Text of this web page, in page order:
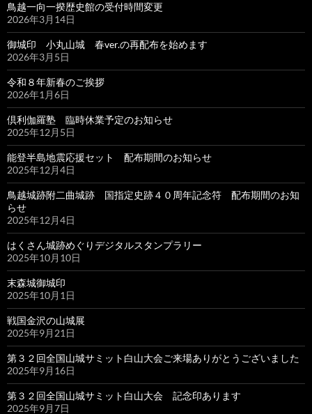
鳥越一向一揆歴史館の受付時間変更
2026年3月14日
御城印 小丸山城 春ver.の再配布を始めます
2026年3月5日
令和８年新春のご挨拶
2026年1月6日
倶利伽羅塾 臨時休業予定のお知らせ
2025年12月5日
能登半島地震応援セット 配布期間のお知らせ
2025年12月4日
鳥越城跡附二曲城跡 国指定史跡４０周年記念符 配布期間のお知
らせ
2025年12月4日
はくさん城跡めぐりデジタルスタンプラリー
2025年10月10日
末森城御城印
2025年10月1日
戦国金沢の山城展
2025年9月21日
第３２回全国山城サミット白山大会ご来場ありがとうございました
2025年9月16日
第３２回全国山城サミット白山大会 記念印あります
2025年9月7日